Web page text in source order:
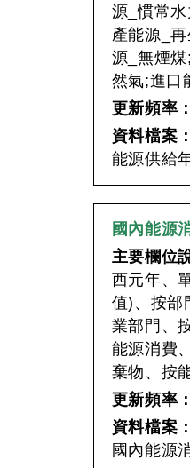
源_慣常
產能源_
源_無煙
然氣;進口
更新頻率：
資料檔案：
能源供給
國內能源
主要欄位
西元年、
值)、按部
業部門、
能源消費
棄物、按
更新頻率：
資料檔案：
國內能源